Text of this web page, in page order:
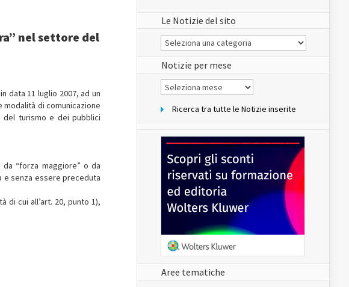
nel settore del
data 11 luglio 2007, ad un
modalità di comunicazione
del turismo e dei pubblici
da “forza maggiore” o da
e senza essere preceduta
di cui all’art. 20, punto 1),
Le Notizie del sito
Le
Notizie
del
sito
Notizie per mese
Notizie
per
Ricerca tra tutte le Notizie inserite
Aree tematiche